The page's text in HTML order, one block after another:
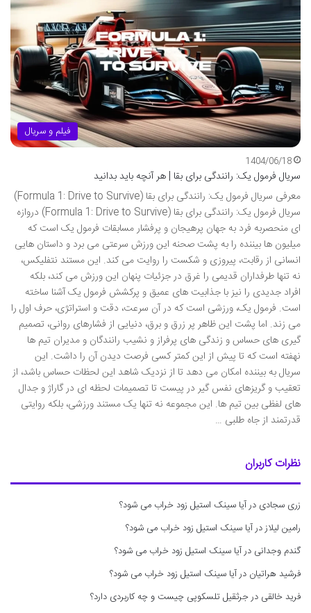
فیلم و سریال
1404/06/18
سریال فرمول یک: رانندگی برای بقا | هر آنچه باید بدانید
معرفی سریال فرمول یک: رانندگی برای بقا (Formula 1: Drive to Survive)
سریال فرمول یک: رانندگی برای بقا (Formula 1: Drive to Survive) دروازه
ای منحصربه فرد به جهان پرهیجان و پرفشار مسابقات فرمول یک است که
میلیون ها بیننده را به پشت صحنه این ورزش سرعتی می برد و داستان هایی
انسانی از رقابت، پیروزی و شکست را روایت می کند. این مستند نتفلیکس،
نه تنها طرفداران قدیمی را غرق در جزئیات پنهان این ورزش می کند، بلکه
افراد جدیدی را نیز با جذابیت های عمیق و پرکشش فرمول یک آشنا ساخته
است. فرمول یک، ورزشی است که در آن سرعت، دقت و استراتژی، حرف اول را
می زند. اما پشت این ظاهر پر زرق و برق، دنیایی از فشارهای روانی، تصمیم
گیری های حساس و زندگی های پرفراز و نشیب رانندگان و مدیران تیم ها
نهفته است که تا پیش از این کمتر کسی فرصت دیدن آن را داشت. این
سریال به بیننده امکان می دهد تا از نزدیک شاهد این لحظات حساس باشد، از
تعقیب و گریزهای نفس گیر در پیست تا تصمیمات لحظه ای در گاراژ و جدال
های لفظی بین تیم ها. این مجموعه نه تنها یک مستند ورزشی، بلکه روایتی
قدرتمند از جاه طلبی …
نظرات کاربران
زری سجادی درآیا سینک استیل زود خراب می شود؟
رامین لیلازدرآیا سینک استیل زود خراب می شود؟
گندم وجدانی درآیا سینک استیل زود خراب می شود؟
فرشید هراتیان درآیا سینک استیل زود خراب می شود؟
فرید خالقی درجرثقیل تلسکوپی چیست و چه کاربردی دارد؟